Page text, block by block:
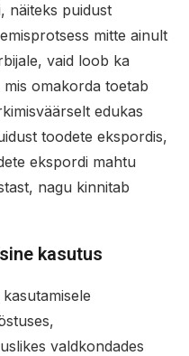
näiteks puidust
mitte ainult
vaid loob ka
omakorda toetab
edukas
toodete ekspordis,
ekspordi mahtu
nagu kinnitab
kasutus
valdkondades